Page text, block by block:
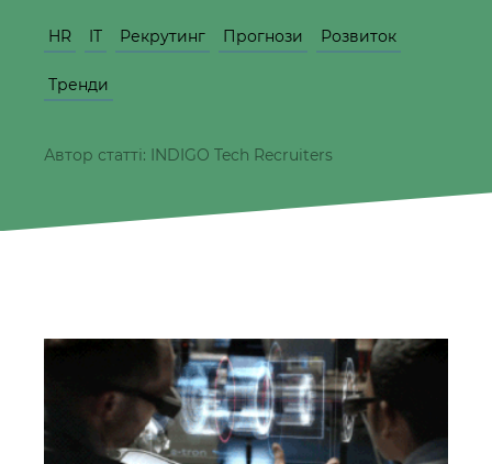
HR IT Рекрутинг Прогнози Розвиток
Тренди
Автор статті: INDIGO Tech Recruiters